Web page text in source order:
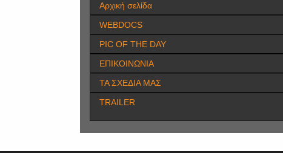
Αρχική σελίδα
WEBDOCS
PIC OF THE DAY
ΕΠΙΚΟΙΝΩΝΙΑ
ΤΑ ΣΧΕΔΙΑ ΜΑΣ
TRAILER